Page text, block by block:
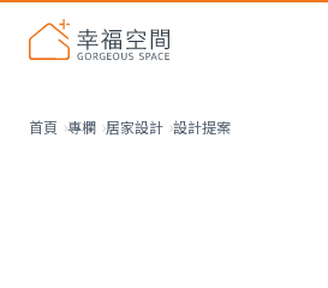
首頁 專欄 居家設計 設計提案